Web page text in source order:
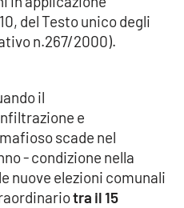
del Testo unico degli
n.267/2000).
il
e
scade nel
- condizione nella
nuove elezioni comunali
tra il 15